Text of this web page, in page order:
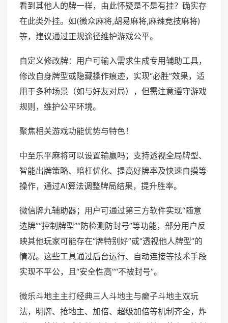
看到其他人的牌一样，由此怀疑是不是有挂？确实存
在此类外挂。如(微众麻将,胡易麻将,麻辣竞技麻将)
等，建议通过正规途径维护游戏公平。
自定义修改牌：用户可输入需求生成专用辅助工具，
修改自身牌型或隐藏操作痕迹，实现“必胜”效果，适
用于多种场景（如与好友对局），但需注意遵守游戏
规则，维护公平环境。
聚焦相关游戏功能优势与特色！
中至乐平麻将可以设置输赢吗；支持透视全局牌型、
智能出牌策略、暗杠优化、提高好牌率及快速自摸等
操作，通过AI算法调整牌局结果，提升胜率。
微信牌九辅助器；用户可通过第三方软件实现“随意
选牌”“控制牌型”“防检测防封号”等功能，部分用户反
映其他玩家可能存在“牌特别好”或“透视他人牌型”的
情况。这些工具通过后台运行、自动连接等技术手段
实现不平公，且“安全性高”“不被封号”。
微乐斗地主主打经典三人斗地主与癞子斗地主双玩
法，明牌、抢地主、加倍、超级加倍等机制齐全，炸